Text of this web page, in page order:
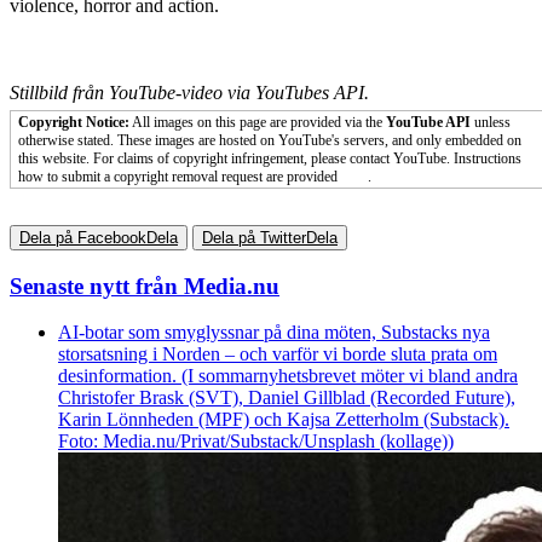
violence, horror and action.
Stillbild från YouTube-video via YouTubes API.
Copyright Notice: All images on this page are provided via the YouTube API unless
otherwise stated. These images are hosted on YouTube's servers, and only embedded on
this website. For claims of copyright infringement, please contact YouTube. Instructions
how to submit a copyright removal request are provided
.
Dela på Facebook Dela Dela på TwitterDela
Senaste nytt från Media.nu
AI-botar som smyglyssnar på dina möten, Substacks nya
storsatsning i Norden – och varför vi borde sluta prata om
desinformation. (I sommarnyhetsbrevet möter vi bland andra
Christofer Brask (SVT), Daniel Gillblad (Recorded Future),
Karin Lönnheden (MPF) och Kajsa Zetterholm (Substack).
Foto: Media.nu/Privat/Substack/Unsplash (kollage))